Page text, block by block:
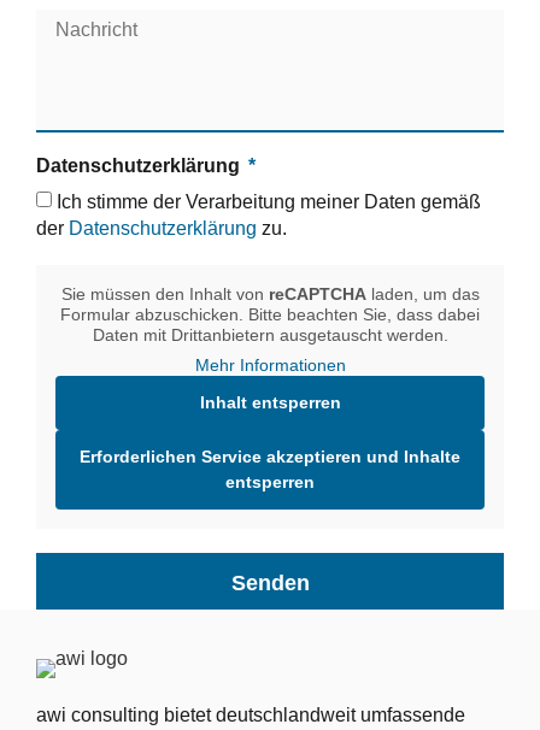
Datenschutzerklärung
Ich stimme der Verarbeitung meiner Daten gemäß
der Datenschutzerklärung zu.
Sie müssen den Inhalt von reCAPTCHAladen, um das
Formular abzuschicken. Bitte beachten Sie, dass dabei
Daten mit Drittanbietern ausgetauscht werden.
Mehr Informationen
Inhalt entsperren
Erforderlichen Service akzeptieren und Inhalte
entsperren
Senden
awi consulting bietet deutschlandweit umfassende